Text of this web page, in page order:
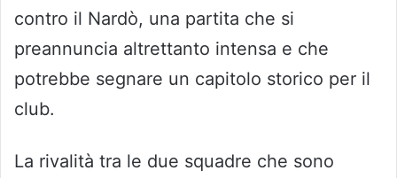
contro il Nardò, una partita che si
preannuncia altrettanto intensa e che
potrebbe segnare un capitolo storico per il
club.
La rivalità tra le due squadre che sono